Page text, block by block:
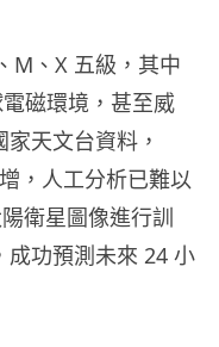
M、X 五級，其中
磁環境，甚至威
天文台資料，
，人工分析已難以
衛星圖像進行訓
成功預測未來 24 小